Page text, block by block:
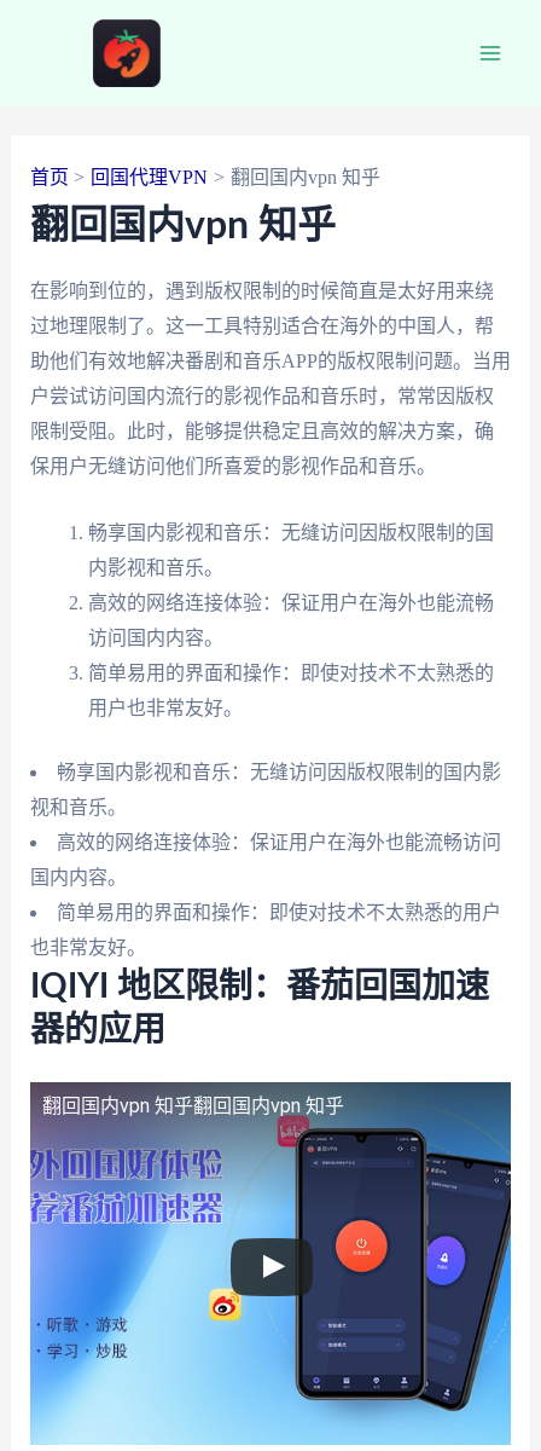
首页 回国代理VPN 翻回国内vpn 知乎
翻回国内vpn 知乎
在影响到位的，遇到版权限制的时候简直是太好用来绕
过地理限制了。这一工具特别适合在海外的中国人，帮
助他们有效地解决番剧和音乐APP的版权限制问题。当用
户尝试访问国内流行的影视作品和音乐时，常常因版权
限制受阻。此时，能够提供稳定且高效的解决方案，确
保用户无缝访问他们所喜爱的影视作品和音乐。
畅享国内影视和音乐：无缝访问因版权限制的国
内影视和音乐。
高效的网络连接体验：保证用户在海外也能流畅
访问国内内容。
简单易用的界面和操作：即使对技术不太熟悉的
用户也非常友好。
畅享国内影视和音乐：无缝访问因版权限制的国内影
视和音乐。
高效的网络连接体验：保证用户在海外也能流畅访问
国内内容。
简单易用的界面和操作：即使对技术不太熟悉的用户
也非常友好。
IQIYI 地区限制：番茄回国加速
器的应用
翻回国内vpn 知乎翻回国内vpn 知乎